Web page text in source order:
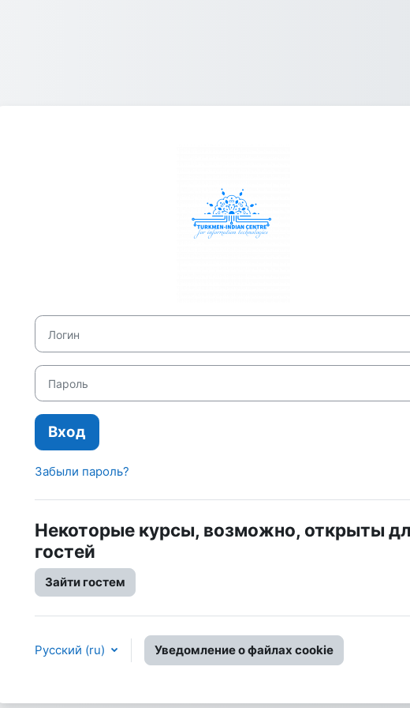
Логин
Пароль
Вход
Забыли пароль?
Некоторые курсы, возможно, открыты
гостей
Зайти гостем
Русский ‎(ru)‎ Уведомление о файлах cookie